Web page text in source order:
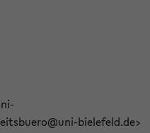
bielefeld.de>